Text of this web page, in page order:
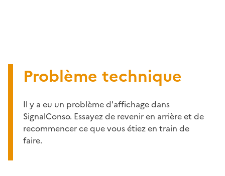
Problème technique
Il y a eu un problème d'affichage dans
SignalConso. Essayez de revenir en arrière et de
recommencer ce que vous étiez en train de
faire.